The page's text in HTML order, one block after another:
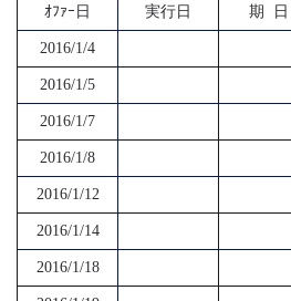
ｵﾌｧｰ日 実行日 期 日
2016/1/4
2016/1/5
2016/1/7
2016/1/8
2016/1/12
2016/1/14
2016/1/18